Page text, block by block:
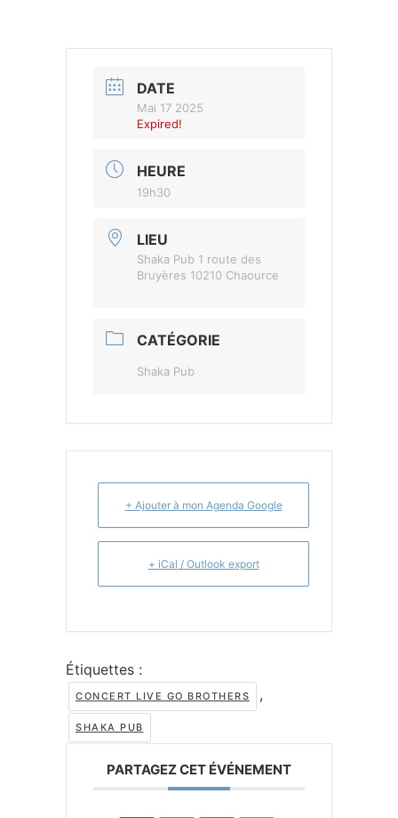
DATE
Mai 17 2025
Expired!
HEURE
19h30
LIEU
Shaka Pub 1 route des
Bruyères 10210 Chaource
CATÉGORIE
Shaka Pub
+ Ajouter à mon Agenda Google
+ iCal / Outlook export
Étiquettes :
CONCERT LIVE GO BROTHERS ,
SHAKA PUB
PARTAGEZ CET ÉVÉNEMENT